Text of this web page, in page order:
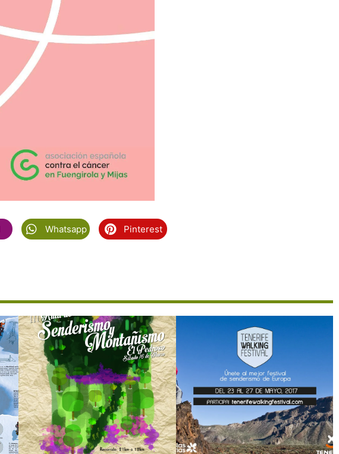
Whatsapp Pinterest